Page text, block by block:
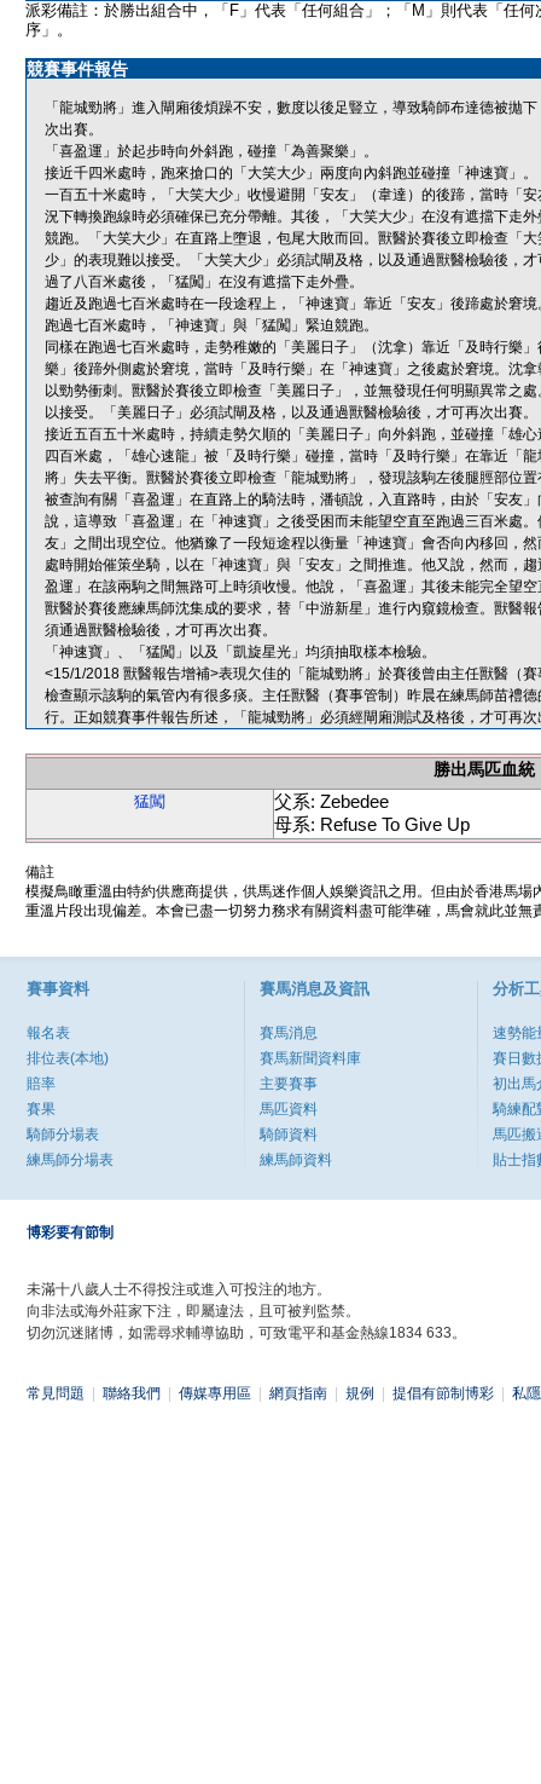
派彩備註：於勝出組合中，「F」代表「任何組合」；「M」則代表「任何
序」。
競賽事件報告
「龍城勁將」進入閘廂後煩躁不安，數度以後足豎立，導致騎師布達德被拋
次出賽。
「喜盈運」於起步時向外斜跑，碰撞「為善聚樂」。
接近千四米處時，跑來搶口的「大笑大少」兩度向內斜跑並碰撞「神速寶」
一百五十米處時，「大笑大少」收慢避開「安友」（韋達）的後蹄，當時「
況下轉換跑線時必須確保已充分帶離。其後，「大笑大少」在沒有遮擋下走
競跑。「大笑大少」在直路上墮退，包尾大敗而回。獸醫於賽後立即檢查「
少」的表現難以接受。「大笑大少」必須試閘及格，以及通過獸醫檢驗後，
過了八百米處後，「猛闖」在沒有遮擋下走外疊。
趨近及跑過七百米處時在一段途程上，「神速寶」靠近「安友」後蹄處於窘境
跑過七百米處時，「神速寶」與「猛闖」緊迫競跑。
同樣在跑過七百米處時，走勢稚嫩的「美麗日子」（沈拿）靠近「及時行樂
樂」後蹄外側處於窘境，當時「及時行樂」在「神速寶」之後處於窘境。沈
以勁勢衝刺。獸醫於賽後立即檢查「美麗日子」，並無發現任何明顯異常之
以接受。「美麗日子」必須試閘及格，以及通過獸醫檢驗後，才可再次出賽。
接近五百五十米處時，持續走勢欠順的「美麗日子」向外斜跑，並碰撞「雄
四百米處，「雄心速龍」被「及時行樂」碰撞，當時「及時行樂」在靠近「
將」失去平衡。獸醫於賽後立即檢查「龍城勁將」，發現該駒左後腿脛部位
被查詢有關「喜盈運」在直路上的騎法時，潘頓說，入直路時，由於「安友
說，這導致「喜盈運」在「神速寶」之後受困而未能望空直至跑過三百米處
友」之間出現空位。他猶豫了一段短途程以衡量「神速寶」會否向內移回，
處時開始催策坐騎，以在「神速寶」與「安友」之間推進。他又說，然而，
盈運」在該兩駒之間無路可上時須收慢。他說，「喜盈運」其後未能完全望
獸醫於賽後應練馬師沈集成的要求，替「中游新星」進行內窺鏡檢查。獸醫
須通過獸醫檢驗後，才可再次出賽。
「神速寶」、「猛闖」以及「凱旋星光」均須抽取樣本檢驗。
<15/1/2018 獸醫報告增補>表現欠佳的「龍城勁將」於賽後曾由主任獸醫（
檢查顯示該駒的氣管內有很多痰。主任獸醫（賽事管制）昨晨在練馬師苗禮
行。正如競賽事件報告所述，「龍城勁將」必須經閘廂測試及格後，才可再
勝出馬匹血統
猛闖
父系: Zebedee
母系: Refuse To Give Up
備註
模擬鳥瞰重溫由特約供應商提供，供馬迷作個人娛樂資訊之用。但由於香港馬
重溫片段出現偏差。本會已盡一切努力務求有關資料盡可能準確，馬會就此並
賽事資料
報名表
排位表(本地)
賠率
賽果
騎師分場表
練馬師分場表
賽馬消息及資訊
賽馬消息
賽馬新聞資料庫
主要賽事
馬匹資料
騎師資料
練馬師資料
分析
速勢能
賽日數
初出馬
騎練配
馬匹搬
貼士指
博彩要有節制
未滿十八歲人士不得投注或進入可投注的地方。
向非法或海外莊家下注，即屬違法，且可被判監禁。
切勿沉迷賭博，如需尋求輔導協助，可致電平和基金熱線1834 633。
常見問題 聯絡我們 傳媒專用區 網頁指南 規例 提倡有節制博彩 私